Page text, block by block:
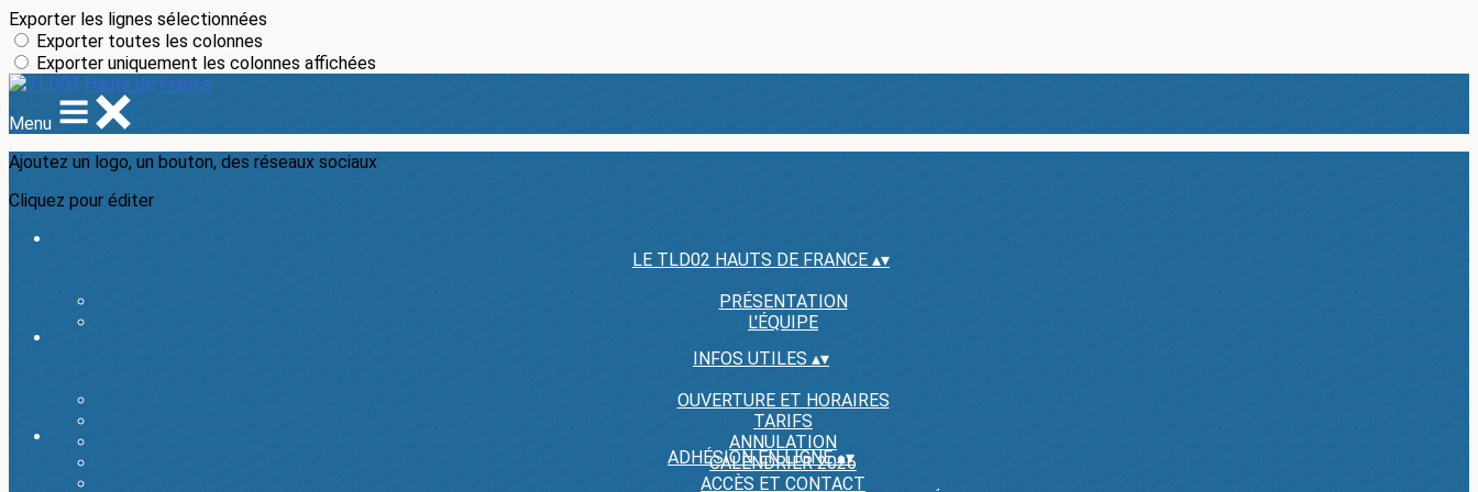
Exporter les lignes sélectionnées
Exporter toutes les colonnes
Exporter uniquement les colonnes affichées
Menu
Ajoutez un logo, un bouton, des réseaux sociaux
Cliquez pour éditer
LE TLD02 HAUTS DE FRANCE ▴▾
PRÉSENTATION
L'ÉQUIPE
INFOS UTILES ▴▾
OUVERTURE ET HORAIRES
TARIFS
ANNULATION
CALENDRIER 2026
ACCÈS ET CONTACT
ADHÉSION EN LIGNE▴▾